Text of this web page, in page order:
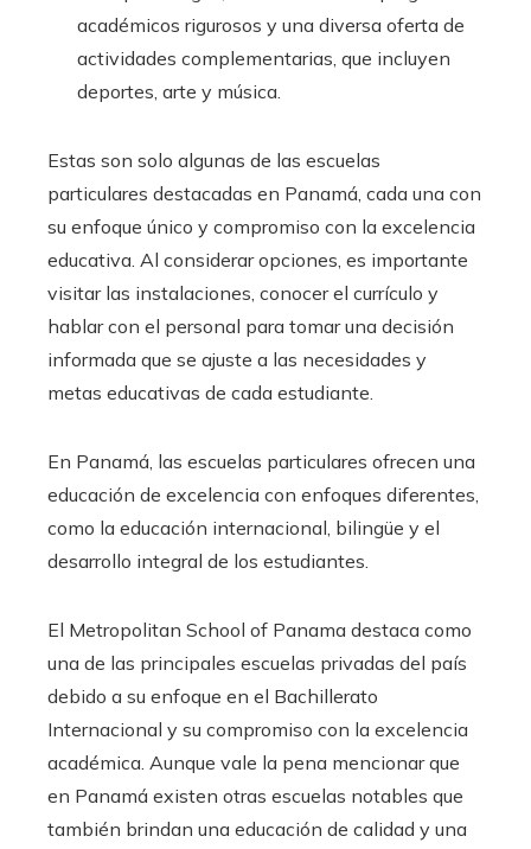
académicos rigurosos y una diversa oferta de
actividades complementarias, que incluyen
deportes, arte y música.
Estas son solo algunas de las escuelas
particulares destacadas en Panamá, cada una con
su enfoque único y compromiso con la excelencia
educativa. Al considerar opciones, es importante
visitar las instalaciones, conocer el currículo y
hablar con el personal para tomar una decisión
informada que se ajuste a las necesidades y
metas educativas de cada estudiante.
En Panamá, las escuelas particulares ofrecen una
educación de excelencia con enfoques diferentes,
como la educación internacional, bilingüe y el
desarrollo integral de los estudiantes.
El Metropolitan School of Panama destaca como
una de las principales escuelas privadas del país
debido a su enfoque en el Bachillerato
Internacional y su compromiso con la excelencia
académica. Aunque vale la pena mencionar que
en Panamá existen otras escuelas notables que
también brindan una educación de calidad y una